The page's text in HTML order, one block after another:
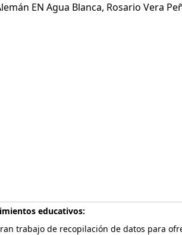
EN Agua Blanca, Rosario Vera
educativos:
trabajo de recopilación de datos para